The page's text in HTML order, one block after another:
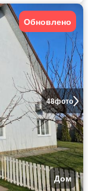
48фото
Обновлено
Дом